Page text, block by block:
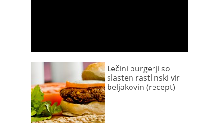
Lečini burgerji so
slasten rastlinski vir
beljakovin (recept)